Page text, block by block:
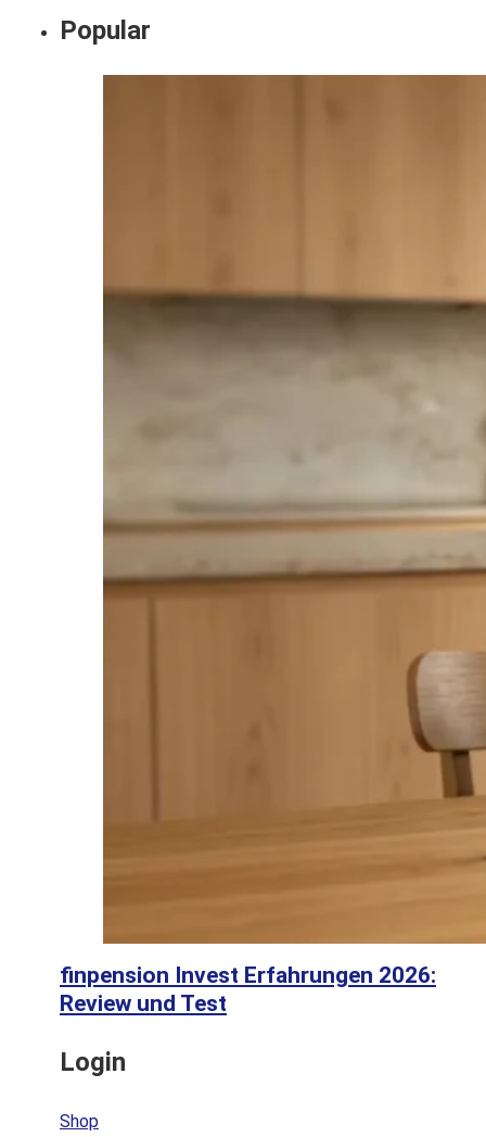
Popular
finpension Invest Erfahrungen 2026:
Review und Test
Login
Shop